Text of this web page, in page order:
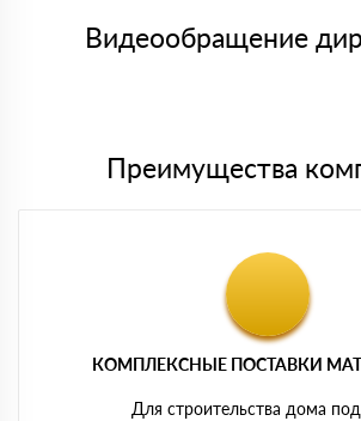
либо Вы забираете товар со склада
Видеообращение
Преимущества
КОМПЛЕКСНЫЕ ПОСТАВКИ
Для строительства дома